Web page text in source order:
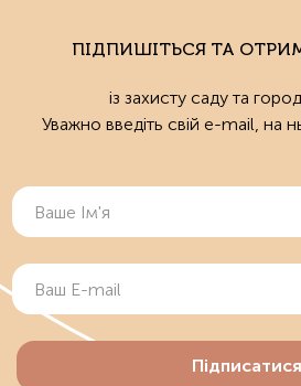
ПІДПИШІТЬСЯ ТА
із захисту саду та
Уважно введіть свій e-mail, на
Підписатися